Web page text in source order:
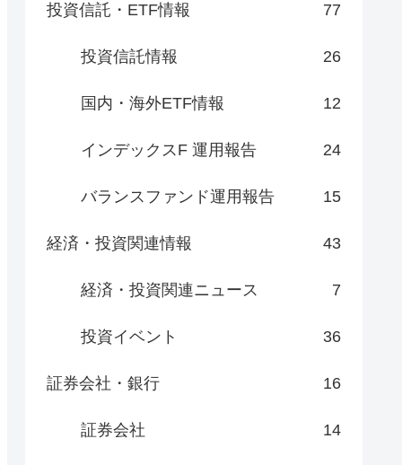
投資信託・ETF情報 77
投資信託情報 26
国内・海外ETF情報 12
インデックスF 運用報告 24
バランスファンド運用報告 15
経済・投資関連情報 43
経済・投資関連ニュース 7
投資イベント 36
証券会社・銀行 16
証券会社 14